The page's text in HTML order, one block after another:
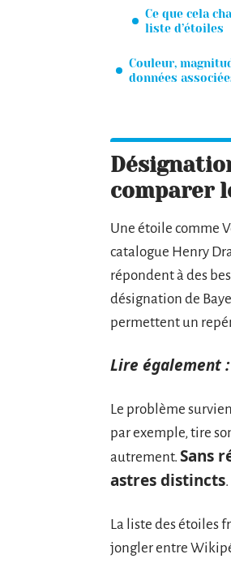
Ce que cela
liste d’étoiles
Couleur,
données
comparer
Une étoile comme
catalogue Henry
répondent à des
désignation de
permettent un
Lire également :
Le problème
par exemple, tire
autrement. Sans
astres distincts.
La liste des étoiles
jongler entre